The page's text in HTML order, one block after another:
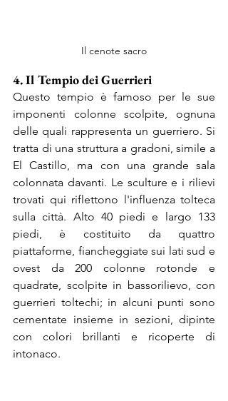
Il cenote sacro
4. Il Tempio dei Guerrieri
Questo tempio è famoso per le sue
imponenti colonne scolpite, ognuna
delle quali rappresenta un guerriero. Si
tratta di una struttura a gradoni, simile a
El Castillo, ma con una grande sala
colonnata davanti. Le sculture e i rilievi
trovati qui riflettono l'influenza tolteca
sulla città. Alto 40 piedi e largo 133
piedi, è costituito da quattro
piattaforme, fiancheggiate sui lati sud e
ovest da 200 colonne rotonde e
quadrate, scolpite in bassorilievo, con
guerrieri toltechi; in alcuni punti sono
cementate insieme in sezioni, dipinte
con colori brillanti e ricoperte di
intonaco.